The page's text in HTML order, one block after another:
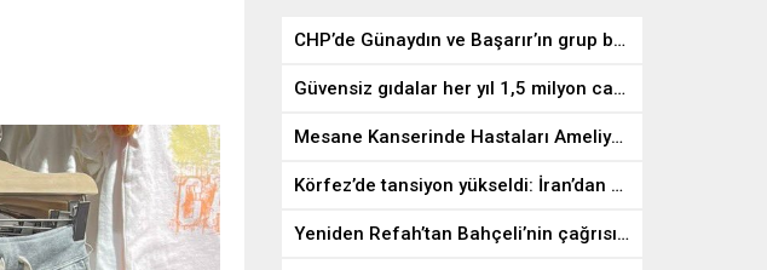
CHP’de Günaydın ve Başarır’ın grup başkanvekilliği düştü
Güvensiz gıdalar her yıl 1,5 milyon can alıyor
Mesane Kanserinde Hastaları Ameliyattan Kurtaran İlaç
Körfez’de tansiyon yükseldi: İran’dan ABD üslerine misilleme
Yeniden Refah’tan Bahçeli’nin çağrısına destek